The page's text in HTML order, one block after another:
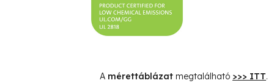
A mérettáblázat megtalálható >>> ITT.